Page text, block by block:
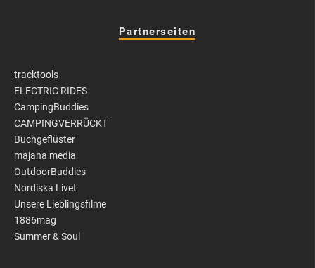
Partnerseiten
tracktools
ELECTRIC RIDES
CampingBuddies
CAMPINGVERRÜCKT
Buchgeflüster
majana media
OutdoorBuddies
Nordiska Livet
Unsere Lieblingsfilme
1886mag
Summer & Soul